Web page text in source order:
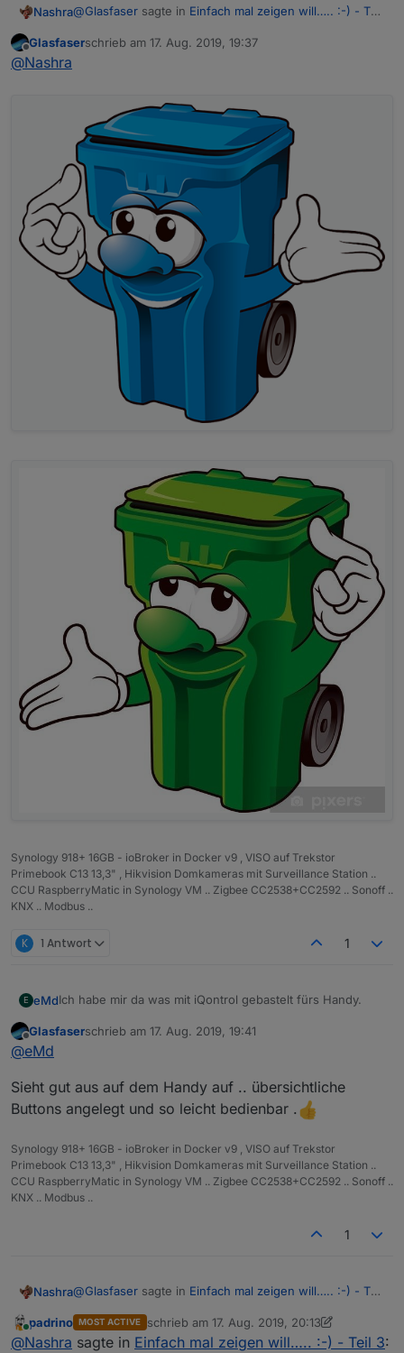
Nashra@Glasfaser sagte in Einfach mal zeigen will….. :-) - Teil
grüne Tonne dabei.
Offline
Glasfaserschrieb am 17. Aug. 2019, 19:37
zuletzt editiert von
@Nashra
Synology 918+ 16GB - ioBroker in Docker v9 , VISO auf Trekstor
Primebook C13 13,3" , Hikvision Domkameras mit Surveillance Station ..
CCU RaspberryMatic in Synology VM .. Zigbee CC2538+CC2592 .. Sonoff ..
KNX .. Modbus ..
K 1 Antwort 1
E eMdIch habe mir da was mit iQontrol gebastelt fürs Handy.
Handyvisualisierung
kit...
MfG
Offline
Glasfaserschrieb am 17. Aug. 2019, 19:41
zuletzt editiert von
@eMd
Sieht gut aus auf dem Handy auf .. übersichtliche
Buttons angelegt und so leicht bedienbar .
Synology 918+ 16GB - ioBroker in Docker v9 , VISO auf Trekstor
Primebook C13 13,3" , Hikvision Domkameras mit Surveillance Station ..
CCU RaspberryMatic in Synology VM .. Zigbee CC2538+CC2592 .. Sonoff ..
KNX .. Modbus ..
1
Nashra@Glasfaser sagte in Einfach mal zeigen will….. :-) - Teil
@Nashra
Online
padrino MOST ACTIVE schrieb am 17. Aug. 2019, 20:13
zuletzt editiert von padrino
@Nashra sagte in Einfach mal zeigen will….. :-) - Teil 3: